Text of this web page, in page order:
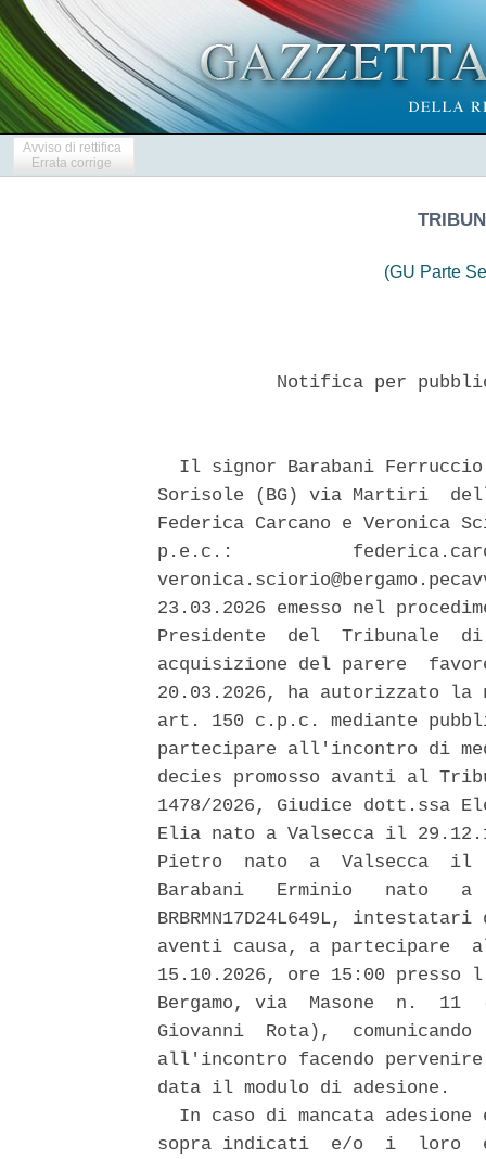
Avviso di rettifica
Errata corrige
(GU Parte
Notifica per
Il signor Barabani
Sorisole (BG) via Martiri
Federica Carcano e Veronica
p.e.c.:
23.03.2026 emesso nel
Presidente  del  Tribunale
acquisizione del parere
20.03.2026, ha autorizzato
art. 150 c.p.c. mediante
partecipare all'incontro di
decies promosso avanti al
1478/2026, Giudice dott.ssa
Elia nato a Valsecca il
Pietro  nato  a  Valsecca  il
Barabani   Erminio   nato
BRBRMN17D24L649L,
aventi causa, a partecipare
15.10.2026, ore 15:00
Bergamo, via  Masone  n.
Giovanni  Rota),
all'incontro facendo
data il modulo di adesione.
In caso di mancata adesione
sopra indicati  e/o  i  loro